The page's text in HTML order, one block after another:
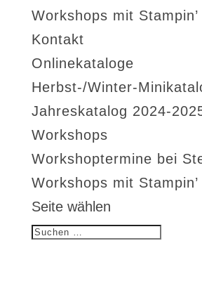
Workshops mit Stampin’
Kontakt
Onlinekataloge
Herbst-/Winter-
Jahreskatalog 2024-
Workshops
Workshoptermine bei
Workshops mit Stampin’
Seite wählen